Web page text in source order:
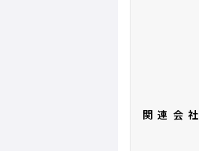
関連会社